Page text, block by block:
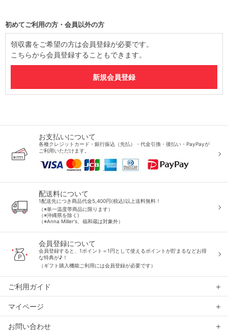
初めてご利用の方・会員以外の方
お支払いについて
各種クレジットカード・銀行振込（先払）・代金引換・後払い・PayPayが
ご利用いただけます。
配送料について
1配送先につき商品代金5,400円(税込)以上送料無料！
（※単一温度帯商品に限ります）
（※沖縄県を除く)
（※Anna Miller's、福和蔵は対象外）
会員登録について
会員登録すると、1ポイント＝1円として使えるポイントが貯まるなどお得
な特典が♪！
（ギフト購入機能ご利用には会員登録が必要です）
ご利用ガイド
マイページ
お問い合わせ